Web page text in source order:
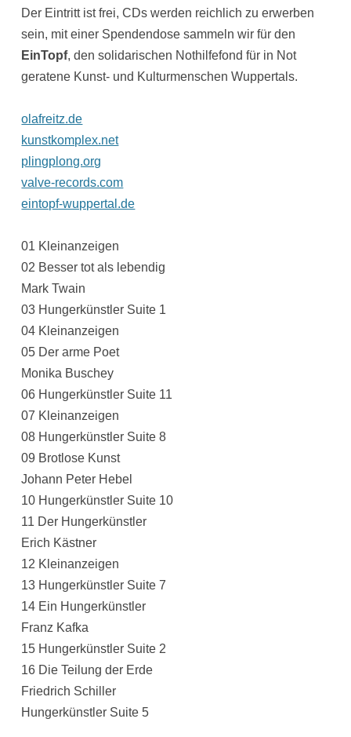
Der Eintritt ist frei, CDs werden reichlich zu erwerben
sein, mit einer Spendendose sammeln wir für den
EinTopf, den solidarischen Nothilfefond für in Not
geratene Kunst- und Kulturmenschen Wuppertals.
olafreitz.de
kunstkomplex.net
plingplong.org
valve-records.com
eintopf-wuppertal.de
01 Kleinanzeigen
02 Besser tot als lebendig
Mark Twain
03 Hungerkünstler Suite 1
04 Kleinanzeigen
05 Der arme Poet
Monika Buschey
06 Hungerkünstler Suite 11
07 Kleinanzeigen
08 Hungerkünstler Suite 8
09 Brotlose Kunst
Johann Peter Hebel
10 Hungerkünstler Suite 10
11 Der Hungerkünstler
Erich Kästner
12 Kleinanzeigen
13 Hungerkünstler Suite 7
14 Ein Hungerkünstler
Franz Kafka
15 Hungerkünstler Suite 2
16 Die Teilung der Erde
Friedrich Schiller
Hungerkünstler Suite 5